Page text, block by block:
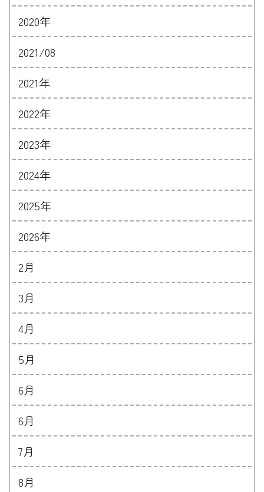
2020年
2021/08
2021年
2022年
2023年
2024年
2025年
2026年
2月
3月
4月
5月
6月
6月
7月
8月